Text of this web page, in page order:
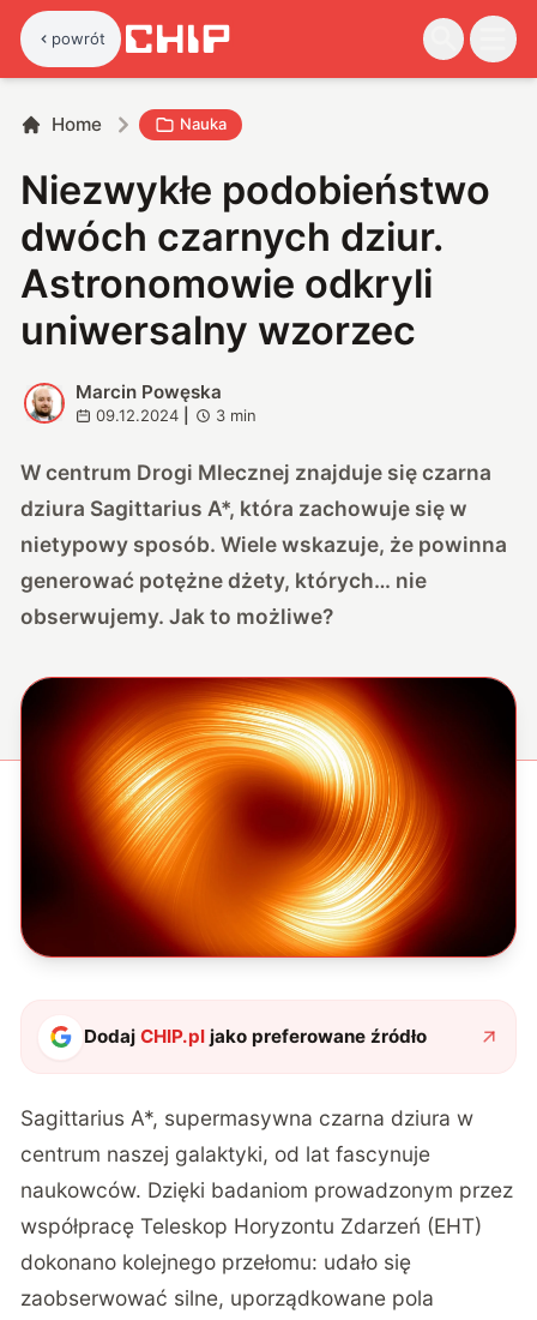
powrót
Home Nauka
Niezwykłe podobieństwo
dwóch czarnych dziur.
Astronomowie odkryli
uniwersalny wzorzec
M
Marcin Powęska
09.12.2024 3 min
W centrum Drogi Mlecznej znajduje się czarna
dziura Sagittarius A*, która zachowuje się w
nietypowy sposób. Wiele wskazuje, że powinna
generować potężne dżety, których… nie
obserwujemy. Jak to możliwe?
DodajCHIP.pl jako preferowane źródło
Sagittarius A*, supermasywna czarna dziura w
centrum naszej galaktyki, od lat fascynuje
naukowców. Dzięki badaniom prowadzonym przez
współpracę Teleskop Horyzontu Zdarzeń (EHT)
dokonano kolejnego przełomu: udało się
zaobserwować silne, uporządkowane pola